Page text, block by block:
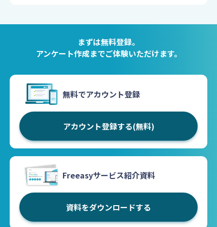
まずは無料登録。
アンケート作成までご体験いただけます。
無料でアカウント登録
アカウント登録する(無料)
Freeasyサービス紹介資料
資料をダウンロードする